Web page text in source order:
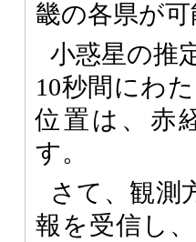
畿の各県が
小惑星の推
10秒間にわ
位置は、赤
す。
さて、観測
報を受信し